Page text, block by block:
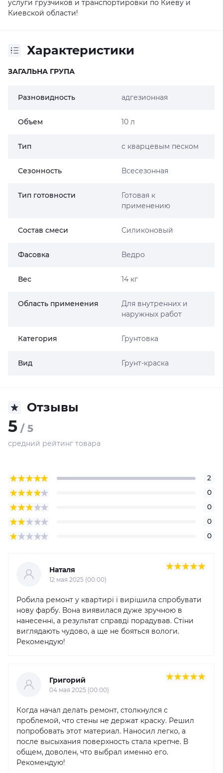
услуги грузчиков и транспортировки по Киеву и
Киевской области!
Характеристики
ЗАГАЛЬНА ГРУПА
Разновидность адгезионная
Объем 10 л
Тип с кварцевым песком
Сезонность Всесезонная
Тип готовности
Готовая к
применению
Состав смеси Силиконовый
Фасовка Ведро
Вес 14 кг
Область применения
Для внутренних и
наружных работ
Категория Грунтовка
Вид Грунт-краска
Отзывы
5 / 5
средний рейтинг товара
2
0
0
0
0
Наталя
12 мая 2025 (00:00)
Робила ремонт у квартирі і вирішила спробувати
нову фарбу. Вона виявилася дуже зручною в
нанесенні, а результат справді порадував. Стіни
виглядають чудово, а ще не бояться вологи.
Рекомендую!
Григорий
04 мая 2025 (00:00)
Когда начал делать ремонт, столкнулся с
проблемой, что стены не держат краску. Решил
попробовать этот материал. Наносил легко, а
после высыхания поверхность стала крепче. В
общем, доволен, что выбрал именно его.
Рекомендую!